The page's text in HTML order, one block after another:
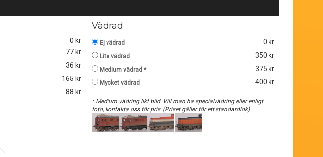
0 kr
77 kr
36 kr
165 kr
88 kr
Vädrad
Ej vädrad 0 kr
Lite vädrad 350 kr
Medium vädrad * 375 kr
Mycket vädrad 400 kr
* Medium vädring likt bild. Vill man ha specialvädring eller enligt
foto, kontakta oss för pris. (Priset gäller för ett standardlok)